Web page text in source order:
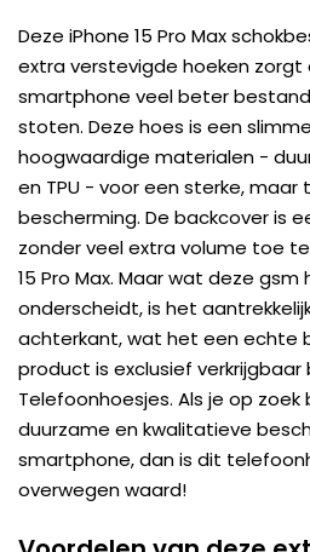
Deze iPhone 15 Pro Max
extra verstevigde hoeken zorgt
smartphone veel beter
stoten. Deze hoes is een
hoogwaardige materialen -
en TPU - voor een sterke, maar
bescherming. De backcover is
zonder veel extra volume toe
15 Pro Max. Maar wat deze gsm
onderscheidt, is het
achterkant, wat het een echte
product is exclusief verkrijgbaar
Telefoonhoesjes. Als je op
duurzame en kwalitatieve
smartphone, dan is dit
overwegen waard!